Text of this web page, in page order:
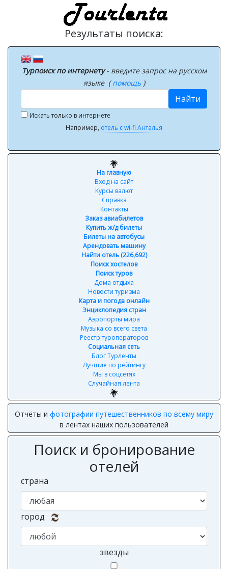
Результаты поиска:
Турпоиск по интернету- введите запрос на русском
языке (помощь )
Найти
Искать только в интернете
Например, отель с wi-fi Анталья
На главную
Вход на сайт
Курсы валют
Справка
Контакты
Заказ авиабилетов
Купить ж/д билеты
Билеты на автобусы
Арендовать машину
Найти отель (226,692)
Поиск хостелов
Поиск туров
Дома отдыха
Новости туризма
Карта и погода онлайн
Энциклопедия стран
Аэропорты мира
Музыка со всего света
Реестр туроператоров
Социальная сеть
Блог Турленты
Лучшие по рейтингу
Мы в соцсетях
Случайная лента
Используйте кнопку 'Найти отели рядом' внизу карточки
отеля, если в отеле нет свободных номеров - мы
поищем отели в радиусе пары километров
Поиск и бронирование
отелей
страна
город
звезды